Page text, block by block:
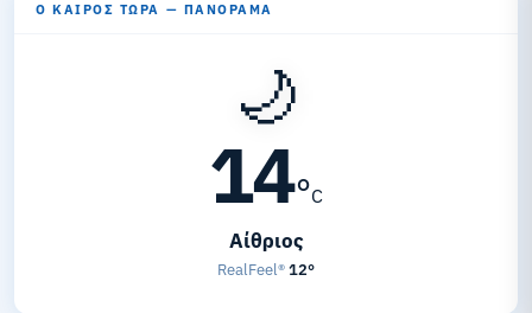
Ο ΚΑΙΡΌΣ ΤΏΡΑ — ΠΑΝΌΡΑΜΑ
🌙
14°C
Αίθριος
RealFeel®12°